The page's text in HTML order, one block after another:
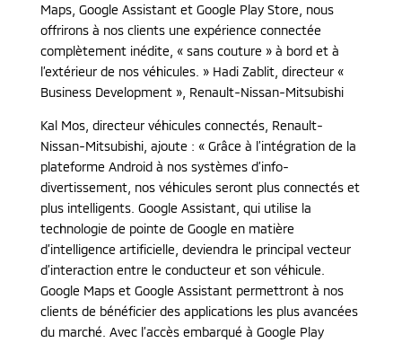
Maps, Google Assistant et Google Play Store, nous
offrirons à nos clients une expérience connectée
complètement inédite, « sans couture » à bord et à
l’extérieur de nos véhicules. » Hadi Zablit, directeur «
Business Development », Renault-Nissan-Mitsubishi
Kal Mos, directeur véhicules connectés, Renault-
Nissan-Mitsubishi, ajoute : « Grâce à l’intégration de la
plateforme Android à nos systèmes d’info-
divertissement, nos véhicules seront plus connectés et
plus intelligents. Google Assistant, qui utilise la
technologie de pointe de Google en matière
d’intelligence artificielle, deviendra le principal vecteur
d’interaction entre le conducteur et son véhicule.
Google Maps et Google Assistant permettront à nos
clients de bénéficier des applications les plus avancées
du marché. Avec l’accès embarqué à Google Play